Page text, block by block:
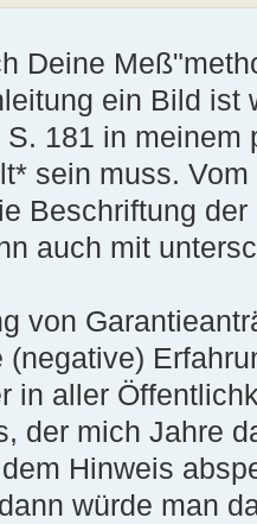
Deine
ein Bild ist
181 in
sein muss.
Beschriftung
auch mit
von
in aller
der mich Jahre
Hinweis
würde man